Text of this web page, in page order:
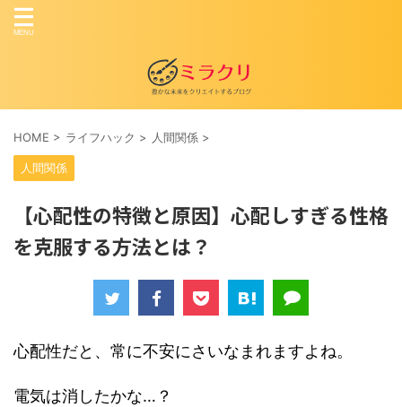
HOME > ライフハック > 人間関係 >
人間関係
【心配性の特徴と原因】心配しすぎる性格
を克服する方法とは？
心配性だと、常に不安にさいなまれますよね。
電気は消したかな…？